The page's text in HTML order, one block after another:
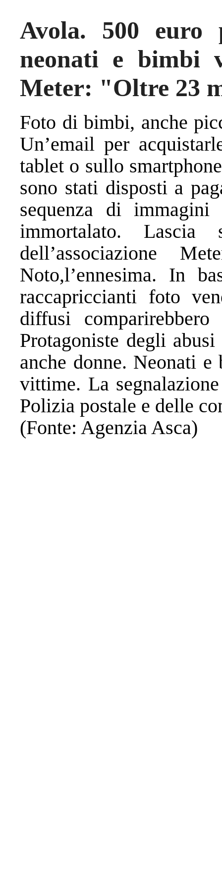
Avola. 500
neonati e bimbi
Meter: "Oltre 23
Foto di bimbi, anche
Un’email per
tablet o sullo
sono stati disposti a
sequenza di
immortalato. Lascia
dell’associazione
Noto,l’ennesima. In
raccapriccianti foto
diffusi
Protagoniste degli
anche donne. Neonati
vittime. La
Polizia postale e delle
(Fonte: Agenzia Asca)